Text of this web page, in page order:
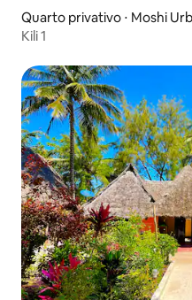
Quarto privativo ⋅ Moshi
Kili 1